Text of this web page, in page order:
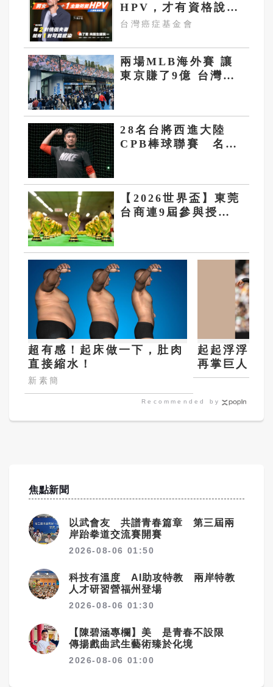
HPV，才有資格說愛
妳！
台灣癌症基金會
兩場MLB海外賽 讓
東京賺了9億 台灣職
28名台將西進大陸
CPB棒球聯賽 名單
【2026世界盃】東莞
台商連9屆參與授權
超有感！起床做一下，肚肉
直接縮水！
新素簡
起起浮浮的
再掌巨人帥
Recommended by
焦點新聞
以武會友 共譜青春篇章 第三屆兩
岸跆拳道交流賽開賽
2026-08-06 01:50
科技有溫度 AI助攻特教 兩岸特教
人才研習營福州登場
2026-08-06 01:30
【陳碧涵專欄】美 是青春不設限
傳揚戲曲武生藝術臻於化境
2026-08-06 01:00